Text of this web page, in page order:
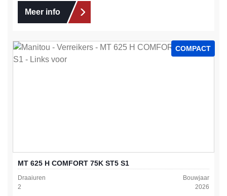
Meer info
COMPACT
MT 625 H COMFORT 75K ST5 S1
Draaiuren
2
Bouwjaar
2026